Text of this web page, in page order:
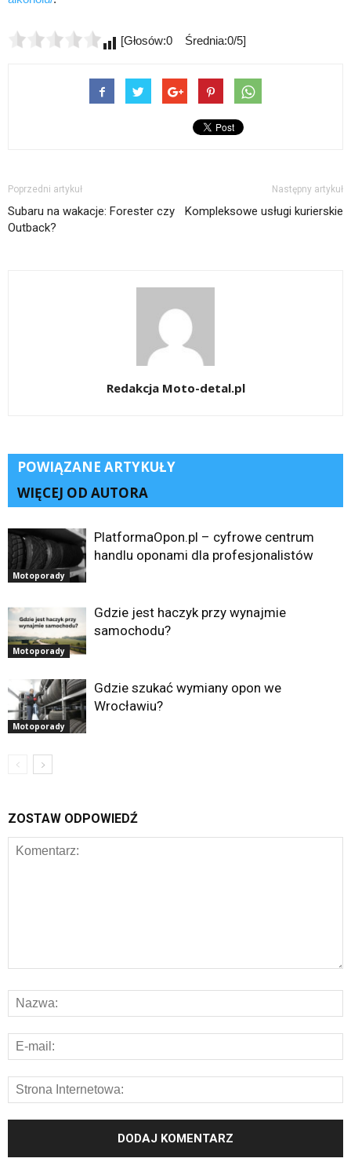
[Głosów:0 Średnia:0/5]
Poprzedni artykuł
Subaru na wakacje: Forester czy
Outback?
Następny artykuł
Kompleksowe usługi kurierskie
Redakcja Moto-detal.pl
POWIĄZANE ARTYKUŁY
WIĘCEJ OD AUTORA
Motoporady
PlatformaOpon.pl – cyfrowe centrum
handlu oponami dla profesjonalistów
Motoporady
Gdzie jest haczyk przy wynajmie
samochodu?
Motoporady
Gdzie szukać wymiany opon we
Wrocławiu?
ZOSTAW ODPOWIEDŹ